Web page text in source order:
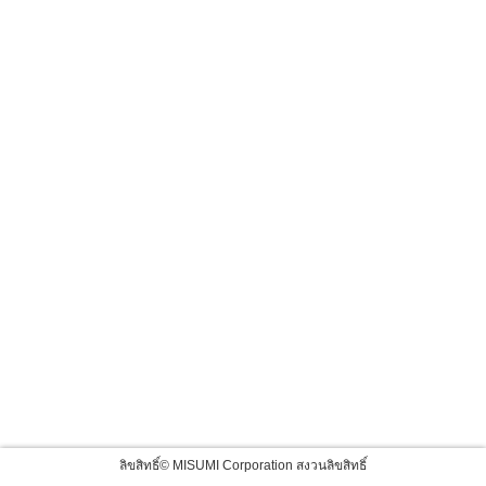
ลิขสิทธิ์© MISUMI Corporation สงวนลิขสิทธิ์